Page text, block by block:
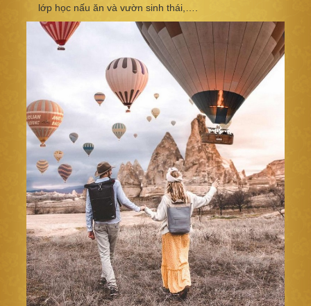
lớp học nấu ăn và vườn sinh thái,….